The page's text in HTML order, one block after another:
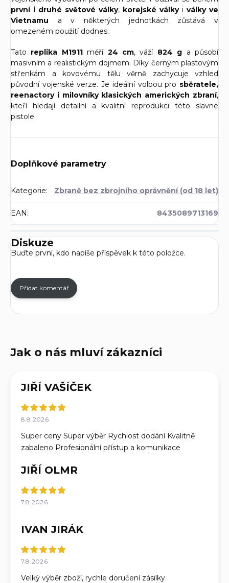
první i druhé světové války, korejské válkyi války ve
Vietnamu a v některých jednotkách zůstává v
omezeném použití dodnes.
Tato replika M1911měří 24 cm, váží 824 g a působí
masivním a realistickým dojmem. Díky černým plastovým
střenkám a kovovému tělu věrně zachycuje vzhled
původní vojenské verze. Je ideální volbou pro sběratele,
reenactory i milovníky klasických amerických zbraní,
kteří hledají detailní a kvalitní reprodukci této slavné
pistole.
Doplňkové parametry
Kategorie: Zbraně bez zbrojního oprávnění (od 18 let)
EAN: 8435089713169
Diskuze
Buďte první, kdo napíše příspěvek k této položce.
Přidat komentář
JIŘÍ VAŠÍČEK
8.8.2026
Super ceny Super výběr Rychlost dodání Kvalitně
zabaleno Profesionální přístup a komunikace
JIŘÍ OLMR
7.8.2026
IVAN JIRÁK
7.8.2026
Velký výběr zboží, rychle doručení zásilky